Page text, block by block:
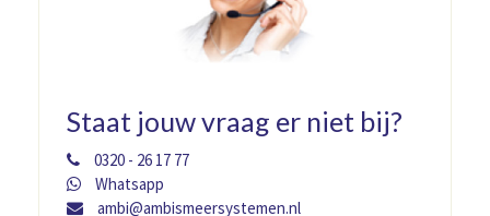
Staat jouw vraag er niet bij?
0320 - 26 17 77
Whatsapp
ambi@ambismeersystemen.nl